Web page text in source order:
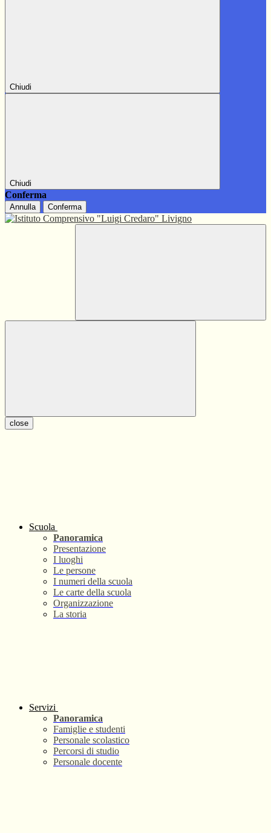
Chiudi
Chiudi
Conferma
Annulla Conferma
close
Scuola
Panoramica
Presentazione
I luoghi
Le persone
I numeri della scuola
Le carte della scuola
Organizzazione
La storia
Servizi
Panoramica
Famiglie e studenti
Personale scolastico
Percorsi di studio
Personale docente